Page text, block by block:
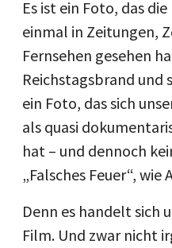
Es ist ein Foto, das
einmal in Zeitungen,
Fernsehen gesehen
Reichstagsbrand und
ein Foto, das sich
als quasi
hat – und dennoch
„Falsches Feuer“,
Denn es handelt sich
Film. Und zwar nicht